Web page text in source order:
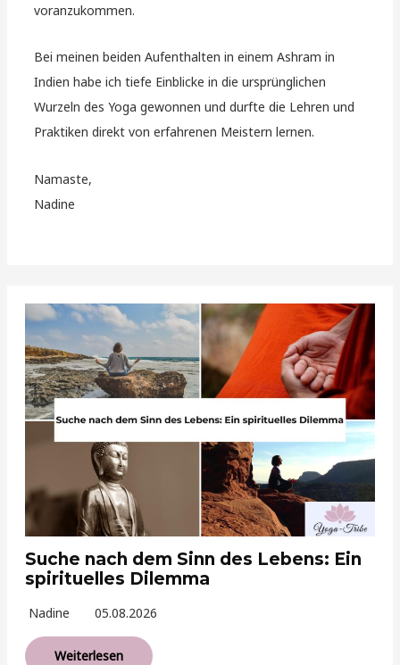
voranzukommen.
Bei meinen beiden Aufenthalten in einem Ashram in
Indien habe ich tiefe Einblicke in die ursprünglichen
Wurzeln des Yoga gewonnen und durfte die Lehren und
Praktiken direkt von erfahrenen Meistern lernen.
Namaste,
Nadine
Suche nach dem Sinn des Lebens: Ein
spirituelles Dilemma
Nadine 05.08.2026
Weiterlesen